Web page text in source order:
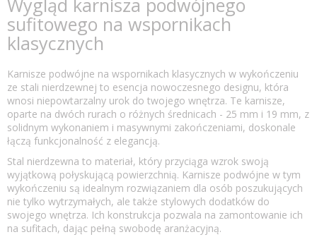
sufitowego na wspornikach
klasycznych
Karnisze podwójne na wspornikach klasycznych w wykończeniu
ze stali nierdzewnej to esencja nowoczesnego designu, która
wnosi niepowtarzalny urok do twojego wnętrza. Te karnisze,
oparte na dwóch rurach o różnych średnicach - 25 mm i 19 mm, z
solidnym wykonaniem i masywnymi zakończeniami, doskonale
łączą funkcjonalność z elegancją.
Stal nierdzewna to materiał, który przyciąga wzrok swoją
wyjątkową połyskującą powierzchnią. Karnisze podwójne w tym
wykończeniu są idealnym rozwiązaniem dla osób poszukujących
nie tylko wytrzymałych, ale także stylowych dodatków do
swojego wnętrza. Ich konstrukcja pozwala na zamontowanie ich
na sufitach, dając pełną swobodę aranżacyjną.